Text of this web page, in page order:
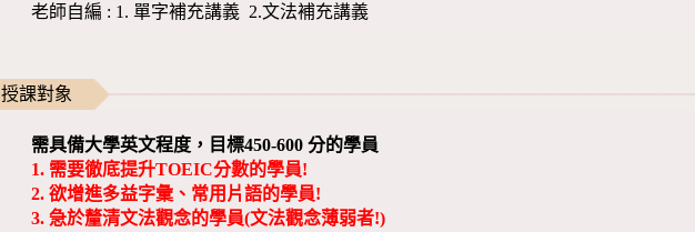
老師自編 : 1. 單字補充講義 2.文法補充講義
授課對象
需具備大學英文程度，目標450-600分的學員
1. 需要徹底提升TOEIC分數的學員!
2.欲增進多益字彙、常用片語的學員!
3.急於釐清文法觀念的學員(文法觀念薄弱者!)